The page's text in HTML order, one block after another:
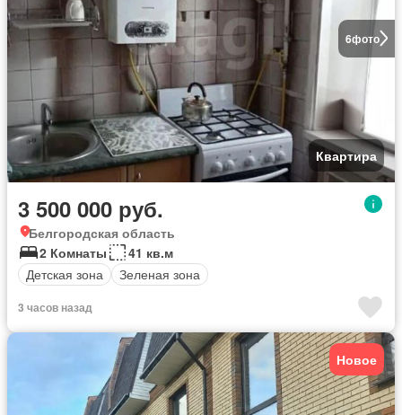
6фото
Квартира
3 500 000 руб.
Белгородская область
2 Комнаты
41 кв.м
Детская зона
Зеленая зона
3 часов назад
Новое